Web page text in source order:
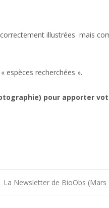
illustrées mais
espèces recherchées ».
pour apporter
La Newsletter de BioObs (Mars